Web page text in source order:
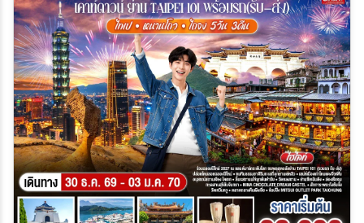
ประเทศ
เมือง
สายการบิน
ตั้งแต่วันที่